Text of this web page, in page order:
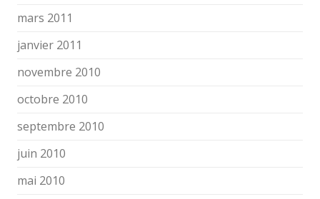
mars 2011
janvier 2011
novembre 2010
octobre 2010
septembre 2010
juin 2010
mai 2010